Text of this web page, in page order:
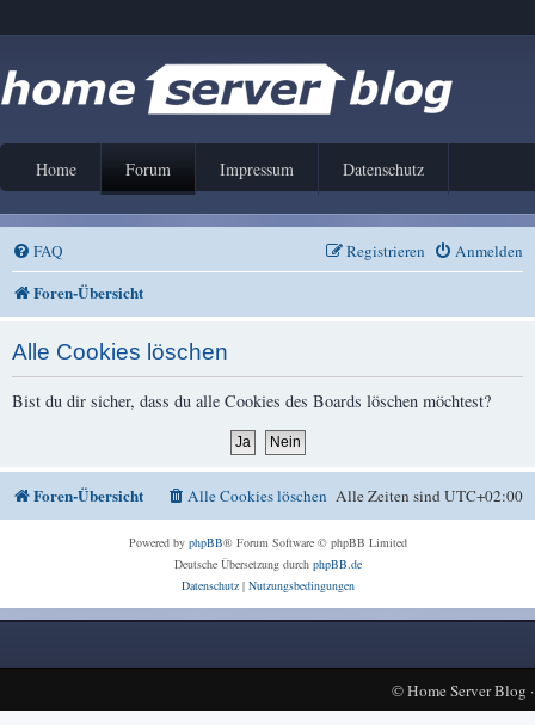
Home Forum Impressum Datenschutz
FAQ Anmelden
Registrieren
Foren-Übersicht
Alle Cookies löschen
Bist du dir sicher, dass du alle Cookies des Boards löschen möchtest?
Foren-Übersicht Alle Zeiten sindUTC+02:00
Alle Cookies löschen
Powered by phpBB® Forum Software © phpBB Limited
Deutsche Übersetzung durch phpBB.de
Datenschutz| Nutzungsbedingungen
©Home Server Blog